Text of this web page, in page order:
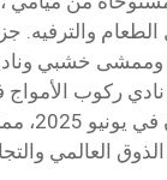
الطعام والترفيه.
وممشى خشبي
ركوب الأمواج
الحائز
العالمي